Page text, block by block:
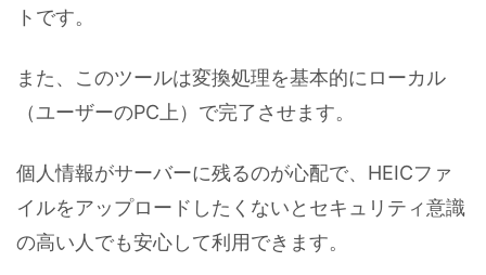
トです。
また、このツールは変換処理を基本的にローカル
（ユーザーのPC上）で完了させます。
個人情報がサーバーに残るのが心配で、HEICファ
イルをアップロードしたくないとセキュリティ意識
の高い人でも安心して利用できます。